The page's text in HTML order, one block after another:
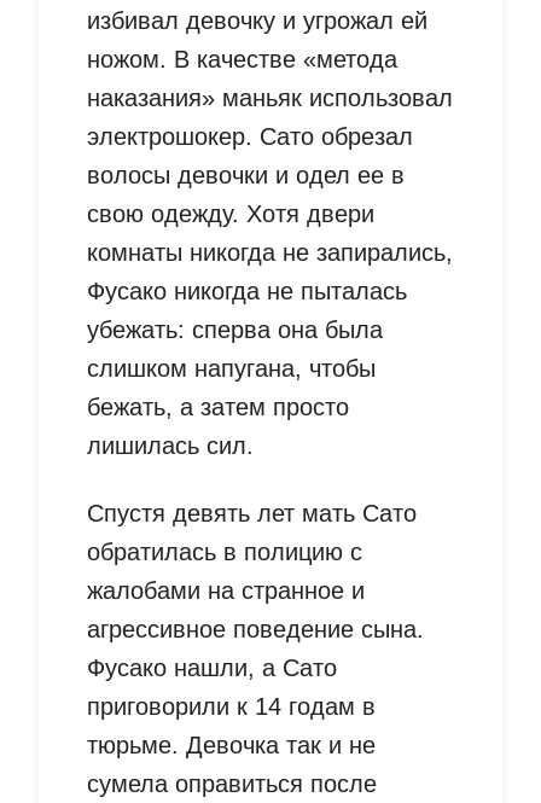
избивал девочку и угрожал ей
ножом. В качестве «метода
наказания» маньяк использовал
электрошокер. Сато обрезал
волосы девочки и одел ее в
свою одежду. Хотя двери
комнаты никогда не запирались,
Фусако никогда не пыталась
убежать: сперва она была
слишком напугана, чтобы
бежать, а затем просто
лишилась сил.
Спустя девять лет мать Сато
обратилась в полицию с
жалобами на странное и
агрессивное поведение сына.
Фусако нашли, а Сато
приговорили к 14 годам в
тюрьме. Девочка так и не
сумела оправиться после